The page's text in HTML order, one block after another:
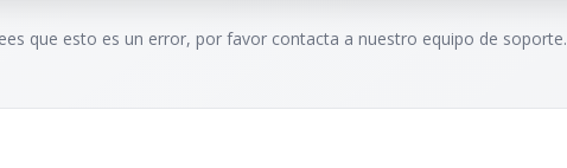
que esto es un error, por favor contacta a nuestro equipo de soporte.